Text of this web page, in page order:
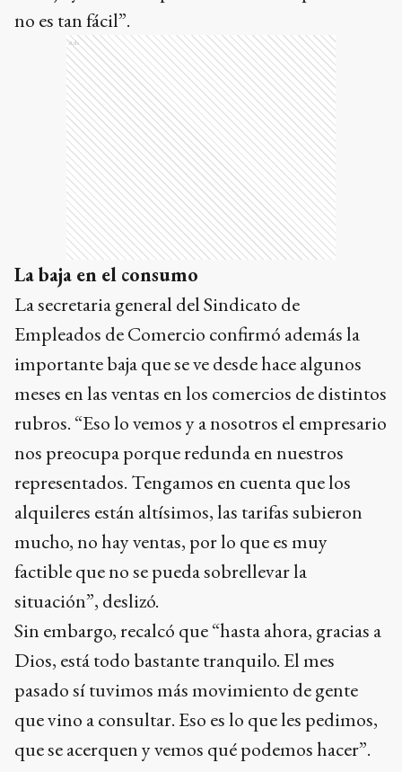
no es tan fácil”.
Ads
La baja en el consumo
La secretaria general del Sindicato de
Empleados de Comercio confirmó además la
importante baja que se ve desde hace algunos
meses en las ventas en los comercios de distintos
rubros. “Eso lo vemos y a nosotros el empresario
nos preocupa porque redunda en nuestros
representados. Tengamos en cuenta que los
alquileres están altísimos, las tarifas subieron
mucho, no hay ventas, por lo que es muy
factible que no se pueda sobrellevar la
situación”, deslizó.
Sin embargo, recalcó que “hasta ahora, gracias a
Dios, está todo bastante tranquilo. El mes
pasado sí tuvimos más movimiento de gente
que vino a consultar. Eso es lo que les pedimos,
que se acerquen y vemos qué podemos hacer”.